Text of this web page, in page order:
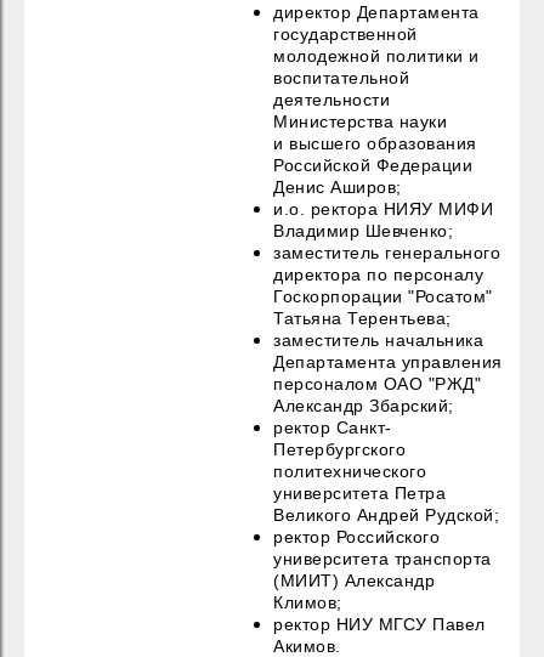
директор Департамента
государственной
молодежной политики и
воспитательной
деятельности
Министерства науки
и высшего образования
Российской Федерации
Денис Аширов;
и.о. ректора НИЯУ МИФИ
Владимир Шевченко;
заместитель генерального
директора по персоналу
Госкорпорации "Росатом"
Татьяна Терентьева;
заместитель начальника
Департамента управления
персоналом ОАО "РЖД"
Александр Збарский;
ректор Санкт-
Петербургского
политехнического
университета Петра
Великого Андрей Рудской;
ректор Российского
университета транспорта
(МИИТ) Александр
Климов;
ректор НИУ МГСУ Павел
Акимов.